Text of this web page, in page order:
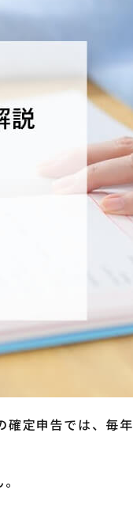
確定申告では、毎年